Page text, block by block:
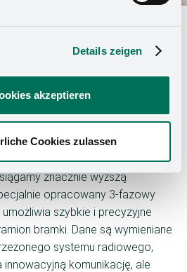
Details zeigen
akzeptieren
Cookies zulassen
dla
klienta
METAM SWING i SLIDE
klienta w wyposażeniu
LIDAR, innowacyjnej
znacznie wyższą
opracowany 3-fazowy
szybkie i precyzyjne
bramki. Dane są wymieniane
systemu radiowego,
komunikację, ale